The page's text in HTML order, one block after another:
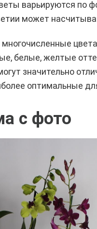
варьируются по
может
белые, желтые
значительно
оптимальные
с фото